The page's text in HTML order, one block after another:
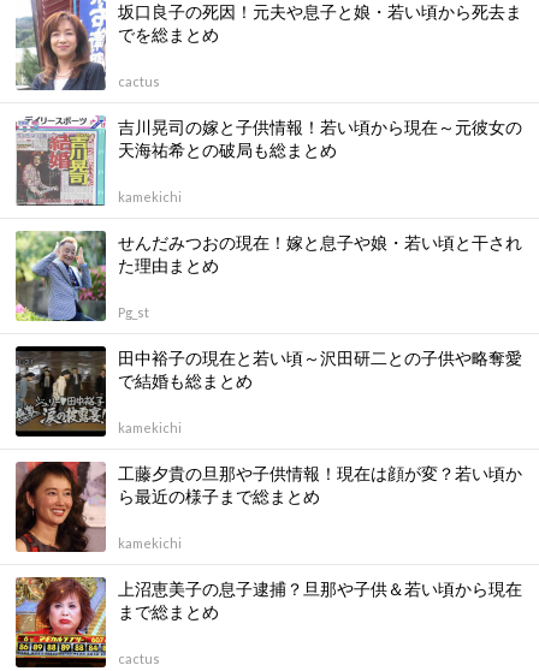
坂口良子の死因！元夫や息子と娘・若い頃から死去ま
でを総まとめ
cactus
吉川晃司の嫁と子供情報！若い頃から現在～元彼女の
天海祐希との破局も総まとめ
kamekichi
せんだみつおの現在！嫁と息子や娘・若い頃と干され
た理由まとめ
Pg_st
田中裕子の現在と若い頃～沢田研二との子供や略奪愛
で結婚も総まとめ
kamekichi
工藤夕貴の旦那や子供情報！現在は顔が変？若い頃か
ら最近の様子まで総まとめ
kamekichi
上沼恵美子の息子逮捕？旦那や子供＆若い頃から現在
まで総まとめ
cactus